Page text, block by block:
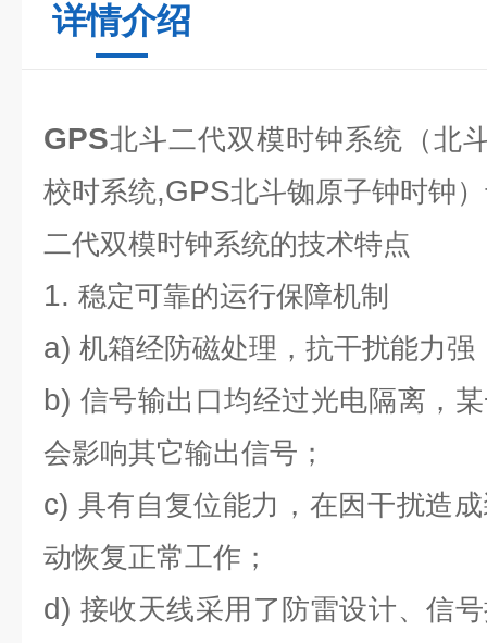
详情介绍
GPS北斗二代双模时钟系统 （北
校时系统,GPS北斗铷原子钟时钟
二代双模时钟系统的技术特点
1. 稳定可靠的运行保障机制
a) 机箱经防磁处理，抗干扰能力强
b) 信号输出口均经过光电隔离，
会影响其它输出信号；
c) 具有自复位能力，在因干扰造
动恢复正常工作；
d) 接收天线采用了防雷设计、信